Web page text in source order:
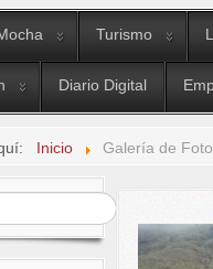
Turismo
Diario Digital
Inicio Galería de